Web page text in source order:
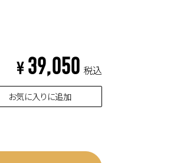
¥ 39,050 税込
お気に入りに追加